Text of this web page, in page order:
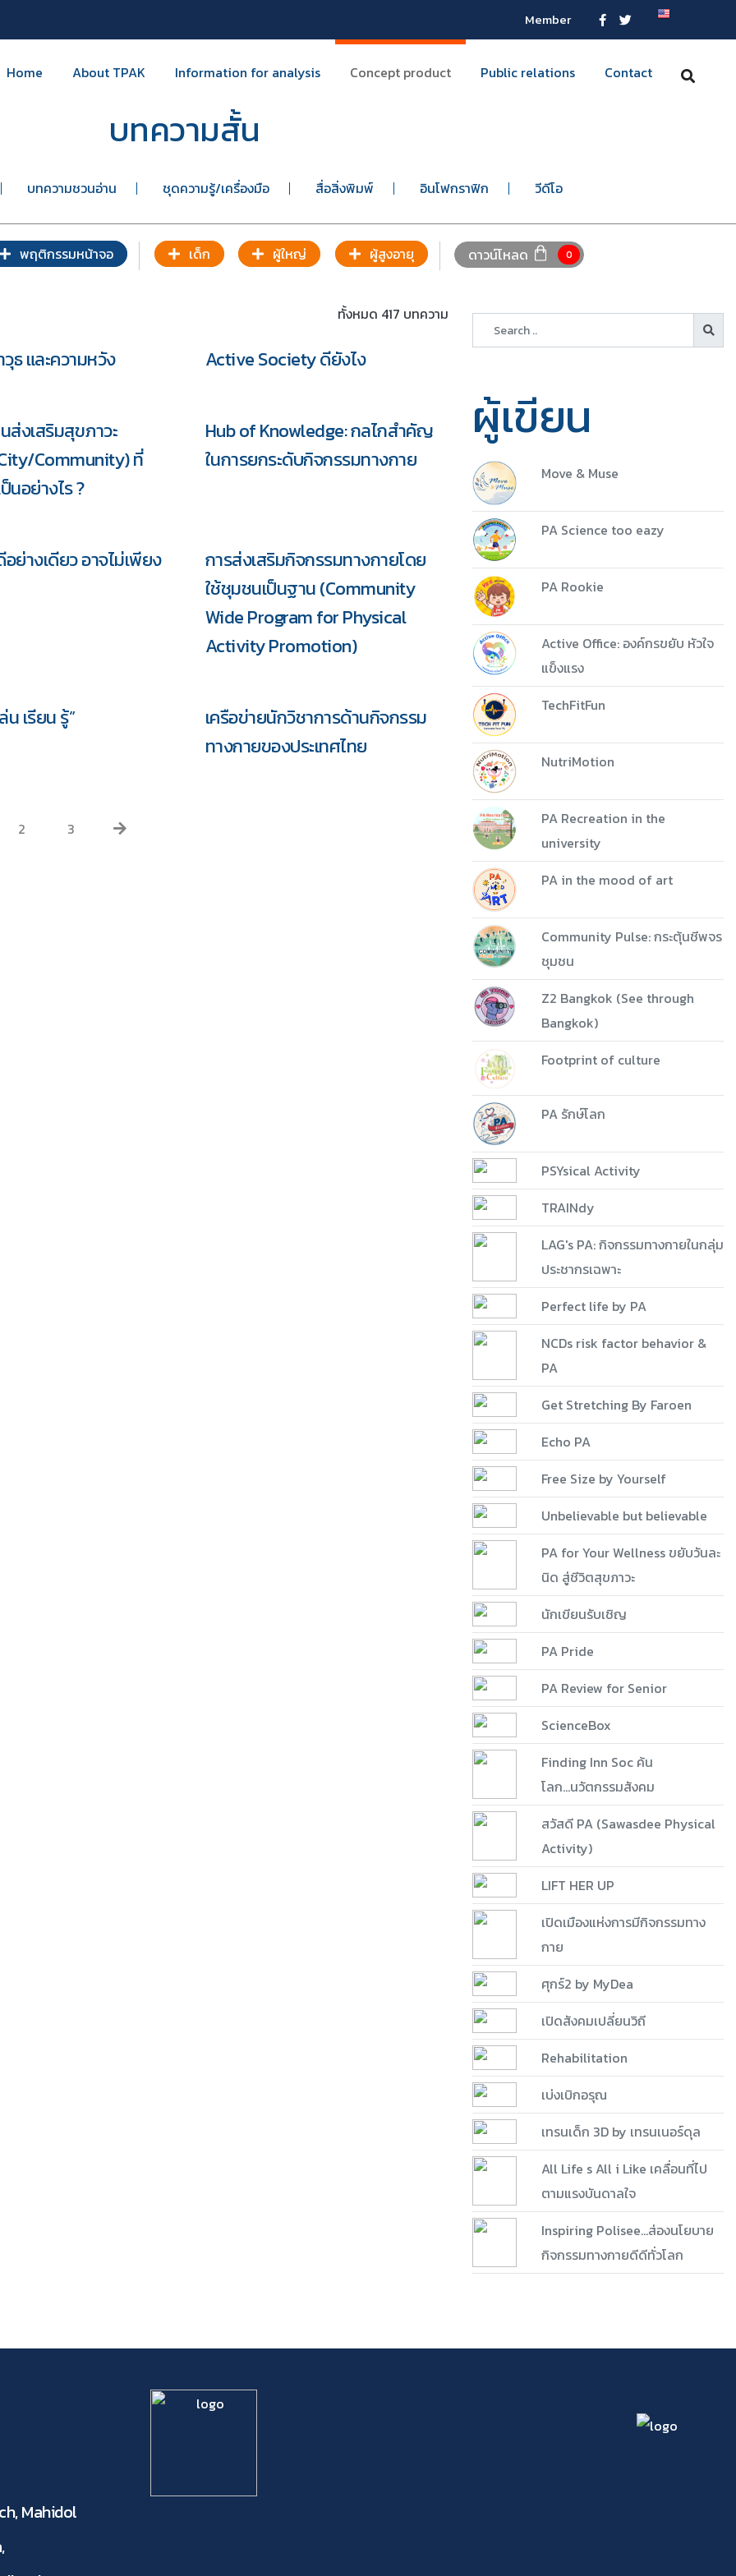
บทความสั้น
บทความชวนอ่าน ชุดความรู้/เครื่องมือ สื่อสิ่งพิมพ์ อินโฟกราฟิก วีดีโอ
พฤติกรรมหน้าจอ เด็ก ผู้ใหญ่ ผู้สูงอายุ ดาวน์โหลด 0
รวม
Download
Member
Home About TPAK Information for analysis Concept product Public relations Contact
ทั้งหมด 417 บทความ
ธ และความหวัง Active Society ดียังไง
ส่งเสริมสุขภาวะ
Community) ที่
นอย่างไร ?
Hub of Knowledge: กลไกสำคัญ
ในการยกระดับกิจกรรมทางกาย
ย่างเดียว อาจไม่เพียง
การส่งเสริมกิจกรรมทางกายโดย
ใช้ชุมชนเป็นฐาน (Community
Wide Program for Physical
Activity Promotion)
น เรียน รู้”
เครือข่ายนักวิชาการด้านกิจกรรม
ทางกายของประเทศไทย
2 3
ผู้เขียน
Move & Muse
PA Science too eazy
PA Rookie
Active Office: องค์กรขยับ หัวใจ
แข็งแรง
TechFitFun
NutriMotion
PA Recreation in the
university
PA in the mood of art
Community Pulse: กระตุ้นชีพจร
ชุมชน
Z2 Bangkok (See through
Bangkok)
Footprint of culture
PA รักษ์โลก
PSYsical Activity
TRAINdy
LAG's PA: กิจกรรมทางกายในกลุ่ม
ประชากรเฉพาะ
Perfect life by PA
NCDs risk factor behavior &
PA
Get Stretching By Faroen
Echo PA
Free Size by Yourself
Unbelievable but believable
PA for Your Wellness ขยับวันละ
นิด สู่ชีวิตสุขภาวะ
นักเขียนรับเชิญ
PA Pride
PA Review for Senior
ScienceBox
Finding Inn Soc ค้น
โลก...นวัตกรรมสังคม
สวัสดี PA (Sawasdee Physical
Activity)
LIFT HER UP
เปิดเมืองแห่งการมีกิจกรรมทาง
กาย
ศุกร์2 by MyDea
เปิดสังคมเปลี่ยนวิถี
Rehabilitation
เบ่งเบิกอรุณ
เทรนเด็ก 3D by เทรนเนอร์ดุล
All Life s All i Like เคลื่อนที่ไป
ตามแรงบันดาลใจ
Inspiring Polisee...ส่องนโยบาย
กิจกรรมทางกายดีดีทั่วโลก
Mahidol